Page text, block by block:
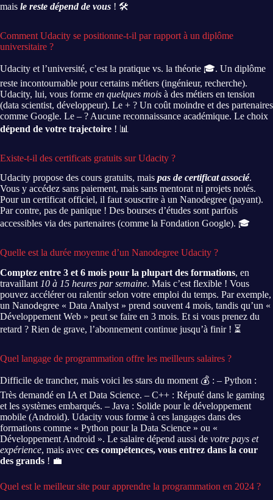
mais le reste dépend de vous ! 🛠️
Comment Udacity se positionne-t-il par rapport à un diplôme
universitaire ?
Udacity et l’université, c’est la pratique vs. la théorie 🎓. Un diplôme
reste incontournable pour certains métiers (ingénieur, recherche).
Udacity, lui, vous forme en quelques mois à des métiers en tension
(data scientist, développeur). Le + ? Un coût moindre et des partenaires
comme Google. Le – ? Aucune reconnaissance académique. Le choix
dépend de votre trajectoire ! 📊
Existe-t-il des certificats gratuits sur Udacity ?
Udacity propose des cours gratuits, mais pas de certificat associé.
Vous y accédez sans paiement, mais sans mentorat ni projets notés.
Pour un certificat officiel, il faut souscrire à un Nanodegree (payant).
Par contre, pas de panique ! Des bourses d’études sont parfois
accessibles via des partenaires (comme la Fondation Google). 🎓
Quelle est la durée moyenne d’un Nanodegree Udacity ?
Comptez entre 3 et 6 mois pour la plupart des formations, en
travaillant 10 à 15 heures par semaine. Mais c’est flexible ! Vous
pouvez accélérer ou ralentir selon votre emploi du temps. Par exemple,
un Nanodegree « Data Analyst » prend souvent 4 mois, tandis qu’un «
Développement Web » peut se faire en 3 mois. Et si vous prenez du
retard ? Rien de grave, l’abonnement continue jusqu’à finir ! ⏳
Quel langage de programmation offre les meilleurs salaires ?
Difficile de trancher, mais voici les stars du moment 💰 : – Python :
Très demandé en IA et Data Science. – C++ : Réputé dans le gaming
et les systèmes embarqués. – Java : Solide pour le développement
mobile (Android). Udacity vous forme à ces langages dans des
formations comme « Python pour la Data Science » ou «
Développement Android ». Le salaire dépend aussi de votre pays et
expérience, mais avec ces compétences, vous entrez dans la cour
des grands ! 💼
Quel est le meilleur site pour apprendre la programmation en 2024 ?